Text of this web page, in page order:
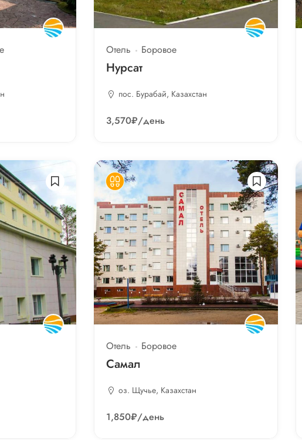
Отель Боровое
Нурсат
пос. Бурабай, Казахстан
3,570₽/день
Отель Боровое
Самал
оз. Щучье, Казахстан
1,850₽/день